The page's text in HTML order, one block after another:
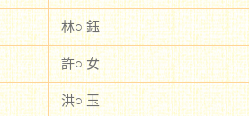
林○ 鈺
許○ 女
洪○ 玉